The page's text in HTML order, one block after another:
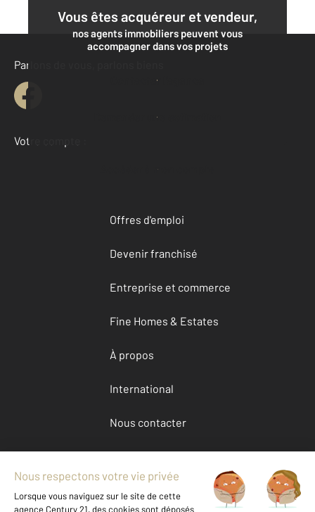
Vous êtes acquéreur et vendeur,
nos agents immobiliers peuvent vous
accompagner dans vos projets
Contacter l'agence
Demander une estimation
Parlons de vous, parlons biens
Votre compte :
Accéder à mon compte
Offres d'emploi
Devenir franchisé
Entreprise et commerce
Fine Homes & Estates
À propos
International
Nous contacter
Mentions légales & CGU et Barèmes d'honoraires
Données personnelles